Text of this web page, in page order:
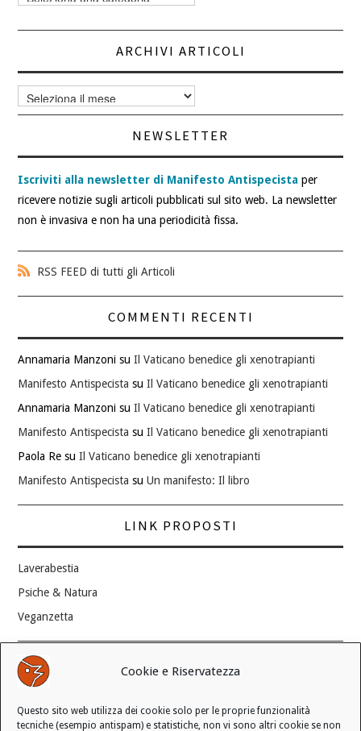
Cookie e Riservatezza
Questo sito web utilizza dei cookie solo per le proprie funzionalità
tecniche (esempio antispam) e statistiche, non vi sono altri cookie se non
articoli
ARCHIVI ARTICOLI
Archivi
articoli
NEWSLETTER
Iscriviti alla newsletter di Manifesto Antispecista per
ricevere notizie sugli articoli pubblicati sul sito web. La newsletter
non è invasiva e non ha una periodicità fissa.
RSS FEED di tutti gli Articoli
COMMENTI RECENTI
Annamaria Manzoni suIl Vaticano benedice gli xenotrapianti
Manifesto Antispecista suIl Vaticano benedice gli xenotrapianti
Annamaria Manzoni suIl Vaticano benedice gli xenotrapianti
Manifesto Antispecista suIl Vaticano benedice gli xenotrapianti
Paola Re suIl Vaticano benedice gli xenotrapianti
Manifesto Antispecista suUn manifesto: Il libro
LINK PROPOSTI
Laverabestia
Psiche & Natura
Veganzetta
Modifica consenso ai cookie
REVOCA IL TUO CONSENSO
Stato attuale: Negato